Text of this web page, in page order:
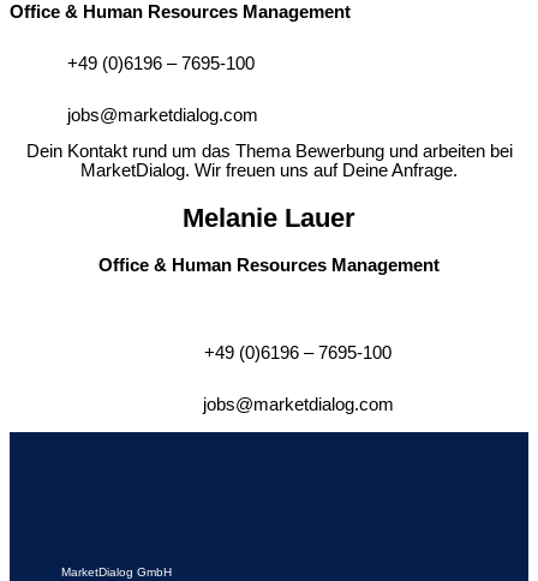
Office & Human Resources Management
+49 (0)6196 – 7695-100
jobs@marketdialog.com
Dein Kontakt rund um das Thema Bewerbung und arbeiten bei
MarketDialog. Wir freuen uns auf Deine Anfrage.
Melanie Lauer
Office & Human Resources Management
+49 (0)6196 – 7695-100
jobs@marketdialog.com
MarketDialog GmbH